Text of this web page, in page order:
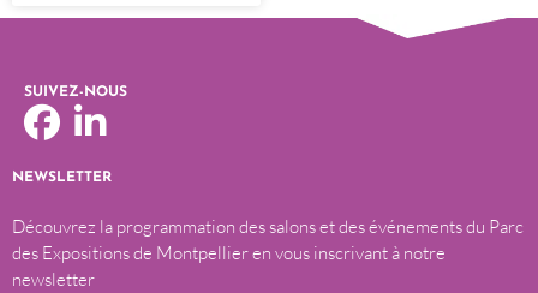
SUIVEZ-NOUS
NEWSLETTER
Découvrez la programmation des salons et des événements du Parc
des Expositions de Montpellier en vous inscrivant à notre
newsletter